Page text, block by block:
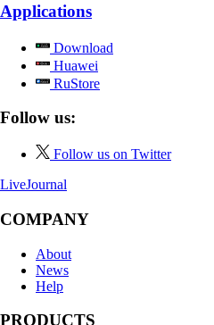
Applications
Download
Huawei
RuStore
Follow us:
Follow us on Twitter
LiveJournal
COMPANY
About
News
Help
PRODUCTS